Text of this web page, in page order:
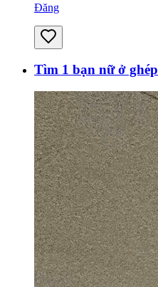
Đăng
Tìm 1 bạn nữ ở ghép